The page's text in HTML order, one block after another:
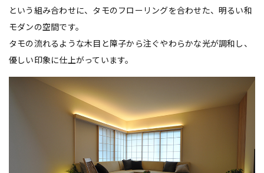
という組み合わせに、タモのフローリングを合わせた、明るい和
モダンの空間です。
タモの流れるような木目と障子から注ぐやわらかな光が調和し、
優しい印象に仕上がっています。